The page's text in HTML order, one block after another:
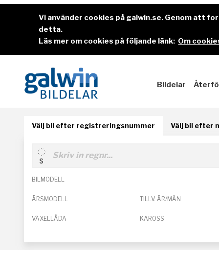
Vi använder cookies på galwin.se. Genom att
detta.
Läs mer om cookies på följande länk: Om
Bildelar
Välj bil efter registreringsnummer Välj bil efter
BILMODELL
ÅRSMODELL TILLV. ÅR/MÅN
VÄXELLÅDA KAROSS